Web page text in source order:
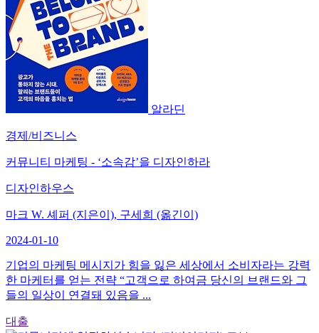
알라딘
경제/비즈니스
커뮤니티 마케팅 - ‘소속감’을 디자인하라
디자인하우스
마크 W. 셰퍼 (지은이), 구세희 (옮긴이)
2024-01-10
기업의 마케팅 메시지가 힘을 잃은 세상에서 소비자라는 강력
한 마케터를 얻는 전략 “고객으로 하여금 당신의 브랜드와 그
들의 일상이 연결돼 있음을 ...
대출